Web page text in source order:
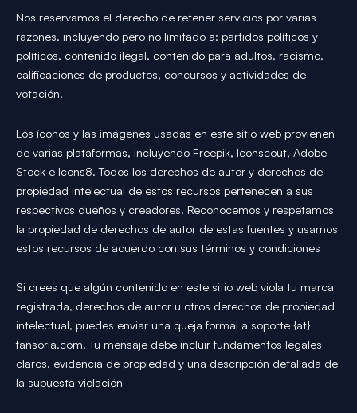
Nos reservamos el derecho de retener servicios por varias
razones, incluyendo pero no limitado a: partidos políticos y
políticos, contenido ilegal, contenido para adultos, racismo,
calificaciones de productos, concursos y actividades de
votación.
Los íconos y las imágenes usadas en este sitio web provienen
de varias plataformas, incluyendo Freepik, Iconscout, Adobe
Stock e Icons8. Todos los derechos de autor y derechos de
propiedad intelectual de estos recursos pertenecen a sus
respectivos dueños y creadores. Reconocemos y respetamos
la propiedad de derechos de autor de estas fuentes y usamos
estos recursos de acuerdo con sus términos y condiciones
Si crees que algún contenido en este sitio web viola tu marca
registrada, derechos de autor u otros derechos de propiedad
intelectual, puedes enviar una queja formal a soporte {at}
fansoria.com. Tu mensaje debe incluir fundamentos legales
claros, evidencia de propiedad y una descripción detallada de
la supuesta violación